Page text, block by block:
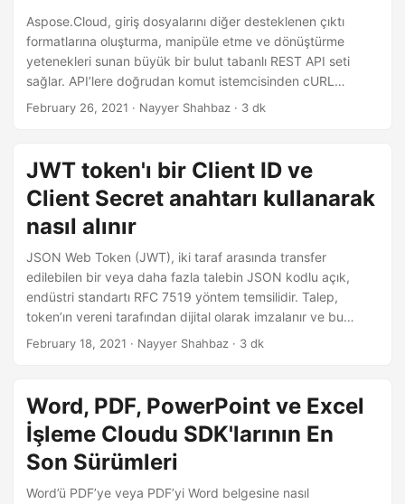
sunuyoruz. Sonuç olarak, çıktı dosyaları bulut abonelik
hesabınıza bağlı bulut depolama alanına kaydedilir.
Aspose.Cloud, giriş dosyalarını diğer desteklenen çıktı
formatlarına oluşturma, manipüle etme ve dönüştürme
yetenekleri sunan büyük bir bulut tabanlı REST API seti
sağlar. API’lere doğrudan komut istemcisinden cURL
komutları kullanarak erişebilirsiniz. Benzer şekilde,
.NET kullanarak MS Word dosyalarını manipüle etmeniz
gerekiyorsa, Aspose.Words for .NET Cloud SDK’sını
kullanmayı denemelisiniz. Ayrıca, PHP dilini kullanarak
PowerPoint sunumlarını manipüle etmeniz gerekiyorsa,
Aspose.
February 26, 2021 · Nayyer Shahbaz · 3 dk
JWT token'ı bir Client ID ve
Client Secret anahtarı kullanarak
nasıl alınır
JSON Web Token (JWT), iki taraf arasında transfer
edilebilen bir veya daha fazla talebin JSON kodlu açık,
endüstri standartı RFC 7519 yöntem temsilidir. Talep,
token’ın vereni tarafından dijital olarak imzalanır ve bu
token’ı alan taraf, daha sonra bu dijital imzayı talebin
geliştirmeye odaklandığımız kadar değer veriyoruz. Bu
nedenle, tüm Aspose.Cloud API’leri yalnızca yetkilendirilmiş
kişilere açıktır. Ayrıca, bulut depolama alanında sakladığımız
dosyalar, yüklemek için kullandığımız hesap üzerinden
erişilebilir hale gelir.
February 18, 2021 · Nayyer Shahbaz · 3 dk
Word, PDF, PowerPoint ve Excel
İşleme Cloudu SDK'larının En
Son Sürümleri
Word’ü PDF’ye veya PDF’yi Word belgesine nasıl